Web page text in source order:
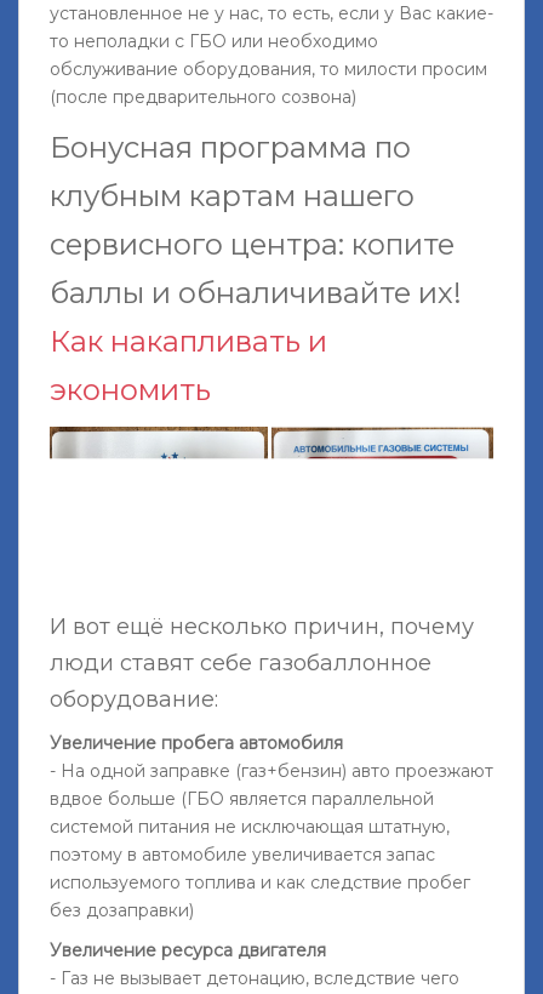
установленное не у нас, то есть, если у Вас какие-
то неполадки с ГБО или необходимо
обслуживание оборудования, то милости просим
(после предварительного созвона)
Бонусная программа по
клубным картам нашего
сервисного центра: копите
баллы и обналичивайте их!
Как накапливать и
экономить
И вот ещё несколько причин, почему
люди ставят себе газобаллонное
оборудование:
Увеличение пробега автомобиля
- На одной заправке (газ+бензин) авто проезжают
вдвое больше (ГБО является параллельной
системой питания не исключающая штатную,
поэтому в автомобиле увеличивается запас
используемого топлива и как следствие пробег
без дозаправки)
Увеличение ресурса двигателя
- Газ не вызывает детонацию, вследствие чего